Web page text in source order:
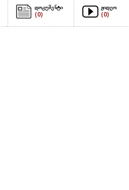
დოკუმენტი
(0)
ვიდეო
(0)